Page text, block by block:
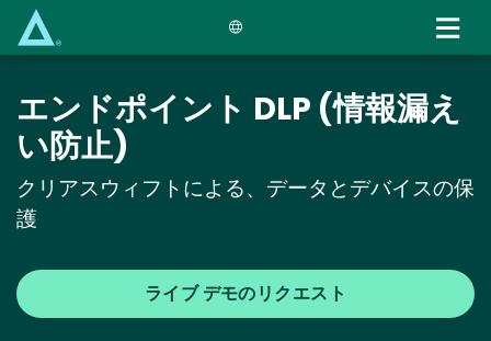
content
エンドポイント DLP (情報漏え
い防止)
クリアスウィフトによる、データとデバイスの保
護
ライブ デモのリクエスト